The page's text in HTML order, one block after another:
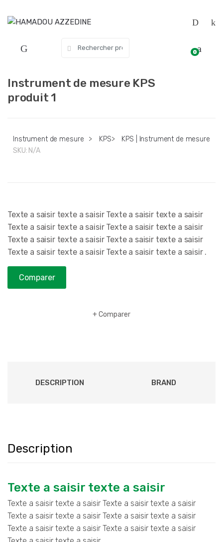
for:
0
Instrument de mesure KPS
produit 1
Instrument de mesure > KPS>
KPS | Instrument de mesure
SKU: N/A
Texte a saisir texte a saisir Texte a saisir texte a saisir
Texte a saisir texte a saisir Texte a saisir texte a saisir
Texte a saisir texte a saisir Texte a saisir texte a saisir
Texte a saisir texte a saisir Texte a saisir texte a saisir .
Comparer
Comparer
DESCRIPTION BRAND
Description
Texte a saisir texte a saisir
Texte a saisir texte a saisir Texte a saisir texte a saisir
Texte a saisir texte a saisir Texte a saisir texte a saisir
Texte a saisir texte a saisir Texte a saisir texte a saisir